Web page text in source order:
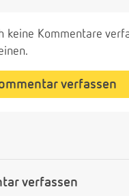
keine Kommentare
verfassen
verfassen